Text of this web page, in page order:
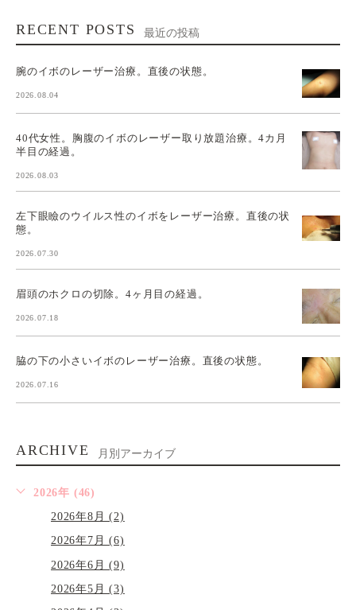
RECENT POSTS 最近の投稿
腕のイボのレーザー治療。直後の状態。
2026.08.04
40代女性。胸腹のイボのレーザー取り放題治療。4カ月
半目の経過。
2026.08.03
左下眼瞼のウイルス性のイボをレーザー治療。直後の状
態。
2026.07.30
眉頭のホクロの切除。4ヶ月目の経過。
2026.07.18
脇の下の小さいイボのレーザー治療。直後の状態。
2026.07.16
ARCHIVE 月別アーカイブ
2026年 (46)
2026年8月 (2)
2026年7月 (6)
2026年6月 (9)
2026年5月 (3)